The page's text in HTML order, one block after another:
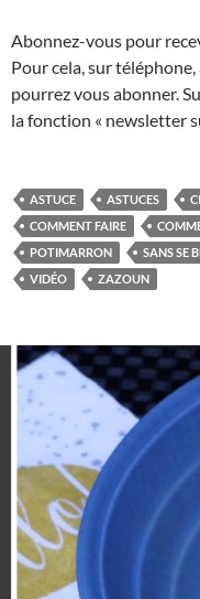
Abonnez-vous pour
Pour cela, sur
pourrez vous abonner.
la fonction « newsletter
ASTUCE ASTUCES
COMMENT FAIRE
POTIMARRON
SANS SE
VIDÉO
ZAZOUN